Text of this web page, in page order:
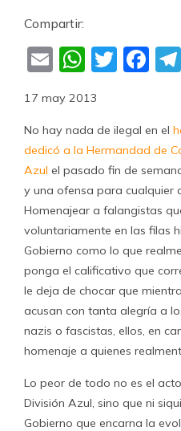
Compartir:
Email
17 may 2013
No hay nada de ilegal en el
dedicó a la Hermandad de
Azul el pasado fin de
y una ofensa para cualquier
Homenajear a falangistas
voluntariamente en las filas
Gobierno como lo que
ponga el calificativo que
le deja de chocar que
acusan con tanta alegría a
nazis o fascistas, ellos, en
homenaje a quienes
Lo peor de todo no es el
División Azul, sino que ni
Gobierno que encarna la